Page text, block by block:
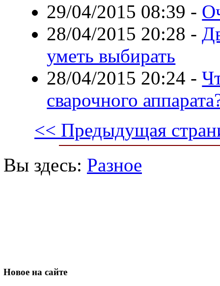
29/04/2015 08:39 -
28/04/2015 20:28 -
уметь выбирать
28/04/2015 20:24 -
сварочного
<< Предыдущая
Вы здесь: Разное
Новое на сайте